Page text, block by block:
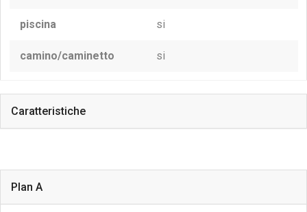
piscina si
camino/caminetto si
Caratteristiche
Plan A